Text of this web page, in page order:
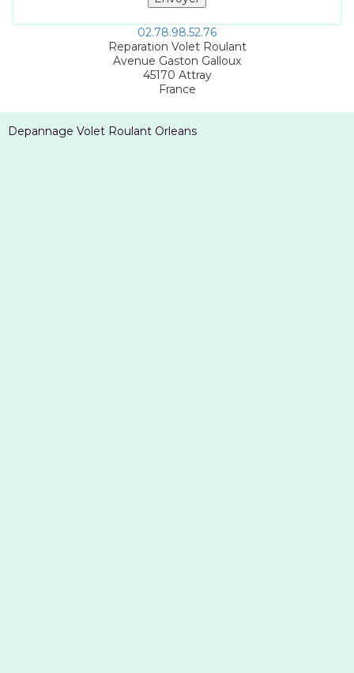
02.78.98.52.76
Reparation Volet Roulant
Avenue Gaston Galloux
45170 Attray
France
Depannage Volet Roulant Orleans